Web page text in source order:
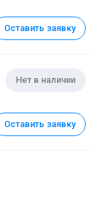
Оставить заявку
Нет в наличии
Оставить заявку